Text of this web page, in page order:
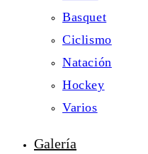
Basquet
Ciclismo
Natación
Hockey
Varios
Galería